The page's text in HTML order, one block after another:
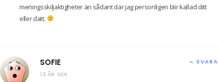
meningsskiljaktigheter än sådant där jag personligen blir kallad ditt
eller datt.
SOFIE
13 ÅR SEN
SVARA